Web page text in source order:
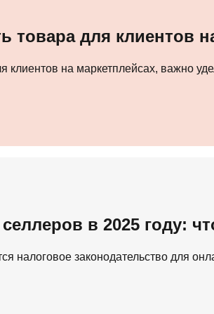
товара для клиентов
клиентов на маркетплейсах, важно
в 2025 году:
налоговое законодательство для